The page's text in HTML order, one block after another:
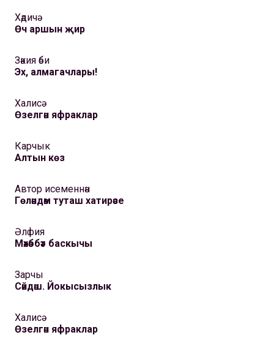
Хәдичә
Өч аршын җир
Зәкия әби
Эх, алмагачлары!
Халисә
Өзелгән яфраклар
Карчык
Алтын көз
Автор исеменнән
Гөләндәм туташ хатирәсе
Әлфия
Мәхәббәт баскычы
Зарчы
Сәйдәш. Йокысызлык
Халисә
Өзелгән яфраклар